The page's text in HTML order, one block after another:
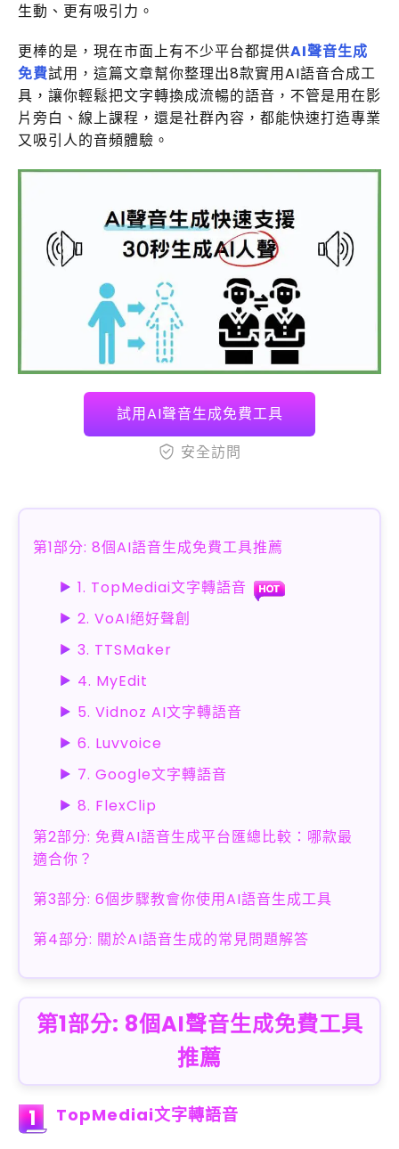
生動、更有吸引力。
更棒的是，現在市面上有不少平台都提供AI聲音生成
免費試用，這篇文章幫你整理出8款實用AI語音合成工
具，讓你輕鬆把文字轉換成流暢的語音，不管是用在影
片旁白、線上課程，還是社群內容，都能快速打造專業
又吸引人的音頻體驗。
試用AI聲音生成免費工具
安全訪問
第1部分: 8個AI語音生成免費工具推薦
1. TopMediai文字轉語音
2. VoAI絕好聲創
3. TTSMaker
4. MyEdit
5. Vidnoz AI文字轉語音
6. Luvvoice
7. Google文字轉語音
8. FlexClip
第2部分: 免費AI語音生成平台匯總比較：哪款最
適合你？
第3部分: 6個步驟教會你使用AI語音生成工具
第4部分: 關於AI語音生成的常見問題解答
第1部分: 8個AI聲音生成免費工具
推薦
1 TopMediai文字轉語音